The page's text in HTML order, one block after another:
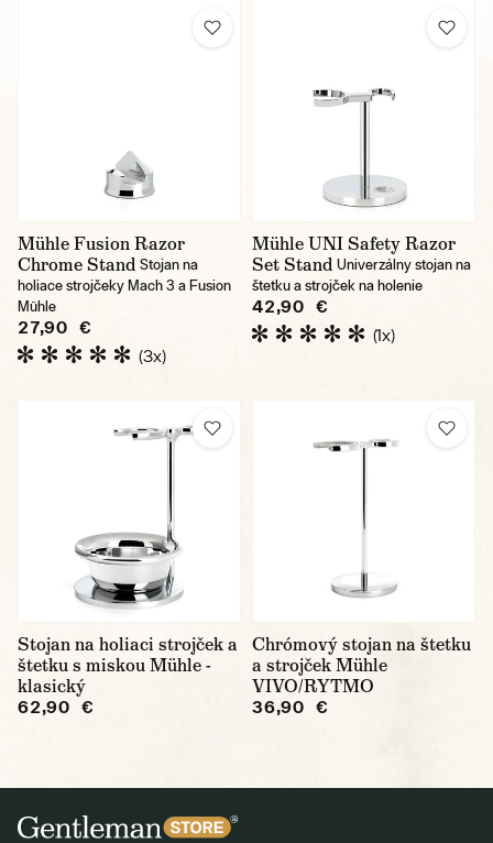
Mühle Fusion Razor
Chrome Stand Stojan na
holiace strojčeky Mach 3 a Fusion
Mühle
27,90 €
(3x)
Mühle UNI Safety Razor
Set Stand Univerzálny stojan na
štetku a strojček na holenie
42,90 €
(1x)
Stojan na holiaci strojček a
štetku s miskou Mühle -
klasický
62,90 €
Chrómový stojan na štetku
a strojček Mühle
VIVO/RYTMO
36,90 €